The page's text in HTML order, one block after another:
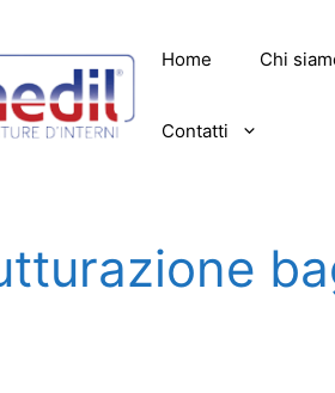
Home Chi
Contatti